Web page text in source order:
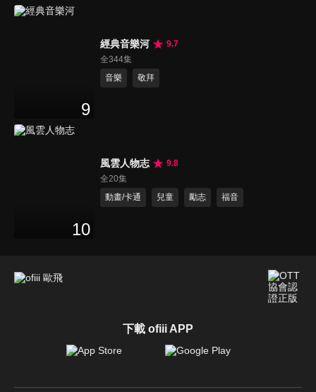
9
經典音樂河
9.7
全344集
音樂
敬拜
10
風雲人物志
9.8
全20集
動畫/卡通
兒童 勵志 福音
下載 ofiii APP